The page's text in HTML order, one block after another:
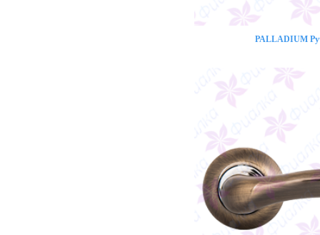
PALLADIUM